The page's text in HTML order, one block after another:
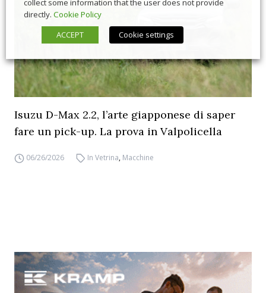
Isuzu D-Max 2.2, l’arte giapponese di saper
fare un pick-up. La prova in Valpolicella
06/26/2026 In Vetrina, Macchine
collect some information that the user does not provide
directly. Cookie Policy
ACCEPT
Cookie settings